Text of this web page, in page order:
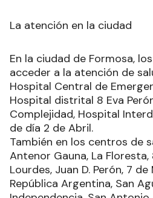
La atención en la ciudad
En la ciudad de Formosa,
acceder a la atención de
Hospital Central de
Hospital distrital 8 Eva
Complejidad, Hospital
de día 2 de Abril.
También en los centros de
Antenor Gauna, La
Lourdes, Juan D. Perón, 7
República Argentina, San